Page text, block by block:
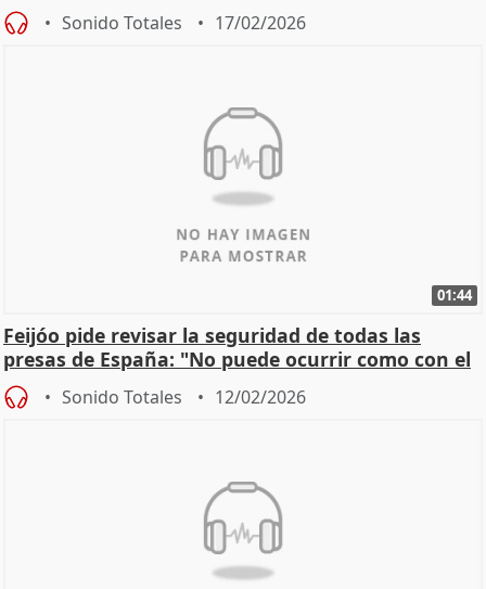
Sonido Totales 17/02/2026
01:44
Feijóo pide revisar la seguridad de todas las
presas de España: "No puede ocurrir como con el
apagón
Sonido Totales 12/02/2026